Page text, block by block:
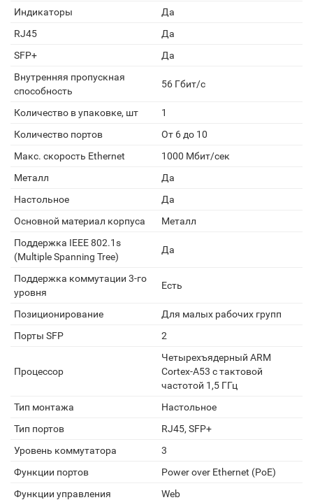
Индикаторы
Да
RJ45
Да
SFP+
Да
Внутренняя пропускная
способность
56 Гбит/с
Количество в упаковке, шт
1
Количество портов
От 6 до 10
Макс. скорость Ethernet
1000 Мбит/сек
Металл
Да
Настольное
Да
Основной материал корпуса
Металл
Поддержка IEEE 802.1s
(Multiple Spanning Tree)
Да
Поддержка коммутации 3-го
уровня
Есть
Позиционирование
Для малых рабочих групп
Порты SFP
2
Процессор
Четырехъядерный ARM
Cortex-A53 с тактовой
частотой 1,5 ГГц
Тип монтажа
Настольное
Тип портов
RJ45, SFP+
Уровень коммутатора
3
Функции портов
Power over Ethernet (PoE)
Функции управления
Web